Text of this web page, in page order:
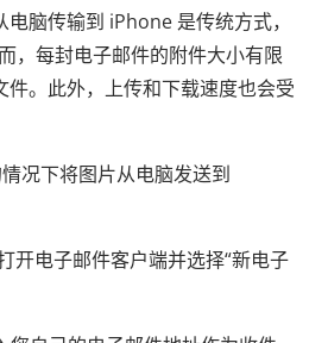
脑传输到 iPhone 是传统方式，
，每封电子邮件的附件大小有限
件。此外，上传和下载速度也会受
况下将图片从电脑发送到
开电子邮件客户端并选择“新电子